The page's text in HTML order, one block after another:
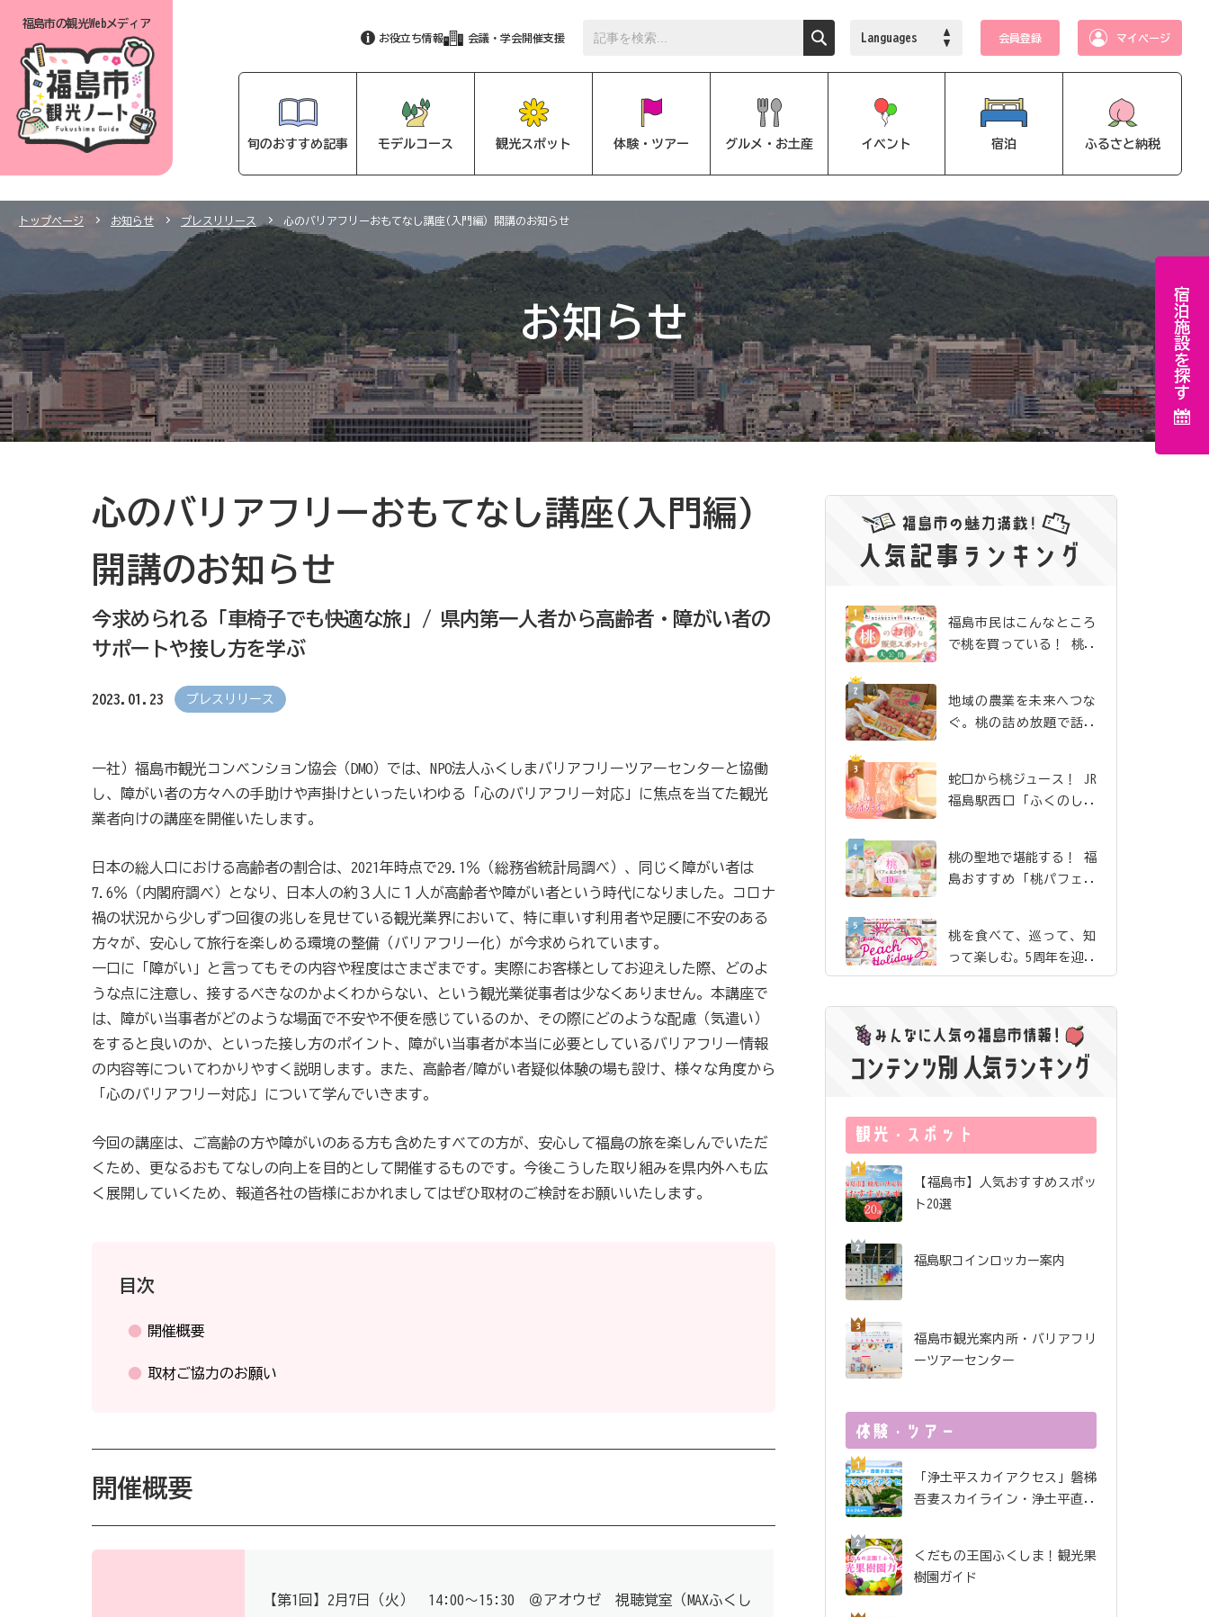
福島市の観光Webメディア
お役立ち情報 会議・学会開催支援 Languages 会員登録 マイページ
旬のおすすめ記事 モデルコース 観光スポット 体験・ツアー グルメ・お土産 イベント 宿泊 ふるさと納税
宿泊施設を探す
お知らせ
トップページ お知らせ プレスリリース 心のバリアフリーおもてなし講座(入門編) 開講のお知らせ
心のバリアフリーおもてなし講座(入門編)
開講のお知らせ
今求められる「車椅子でも快適な旅」/ 県内第一人者から高齢者・障がい者の
サポートや接し方を学ぶ
2023.01.23 プレスリリース
一社）福島市観光コンベンション協会（DMO）では、NPO法人ふくしまバリアフリーツアーセンターと協働
し、障がい者の方々への手助けや声掛けといったいわゆる「心のバリアフリー対応」に焦点を当てた観光
業者向けの講座を開催いたします。
日本の総人口における高齢者の割合は、2021年時点で29.1％（総務省統計局調べ）、同じく障がい者は
7.6％（内閣府調べ）となり、日本人の約３人に１人が高齢者や障がい者という時代になりました。コロナ
禍の状況から少しずつ回復の兆しを見せている観光業界において、特に車いす利用者や足腰に不安のある
方々が、安心して旅行を楽しめる環境の整備（バリアフリー化）が今求められています。
一口に「障がい」と言ってもその内容や程度はさまざまです。実際にお客様としてお迎えした際、どのよ
うな点に注意し、接するべきなのかよくわからない、という観光業従事者は少なくありません。本講座で
は、障がい当事者がどのような場面で不安や不便を感じているのか、その際にどのような配慮（気遣い）
をすると良いのか、といった接し方のポイント、障がい当事者が本当に必要としているバリアフリー情報
の内容等についてわかりやすく説明します。また、高齢者/障がい者疑似体験の場も設け、様々な角度から
「心のバリアフリー対応」について学んでいきます。
今回の講座は、ご高齢の方や障がいのある方も含めたすべての方が、安心して福島の旅を楽しんでいただ
くため、更なるおもてなしの向上を目的として開催するものです。今後こうした取り組みを県内外へも広
く展開していくため、報道各社の皆様におかれましてはぜひ取材のご検討をお願いいたします。
目次
開催概要
取材ご協力のお願い
開催概要
【第1回】2月7日（火） 14:00～15:30 ＠アオウゼ 視聴覚室（MAXふくし
福島市民はこんなところ
で桃を買っている！ 桃の
地域の農業を未来へつな
ぐ。桃の詰め放題で話題
蛇口から桃ジュース！ JR
福島駅西口「ふくのしま
ホリデイ2026】
桃の聖地で堪能する！ 福
島おすすめ「桃パフェ＆
桃を食べて、巡って、知
って楽しむ。5周年を迎え
た「ふくしまピーチホリ
たい絶品桃ドリンク｜飯
坂・土湯・駅近 から3店
舗をご紹介【ピーチホリ
巡り！ 映画『免許返
納!?』の舞台を訪ねる福
島ドライブ
【福島市】人気おすすめスポッ
ト20選
福島駅コインロッカー案内
福島市観光案内所・バリアフリ
ーツアーセンター
「浄土平スカイアクセス」磐梯
吾妻スカイライン・浄土平直行
くだもの王国ふくしま！観光果
樹園ガイド